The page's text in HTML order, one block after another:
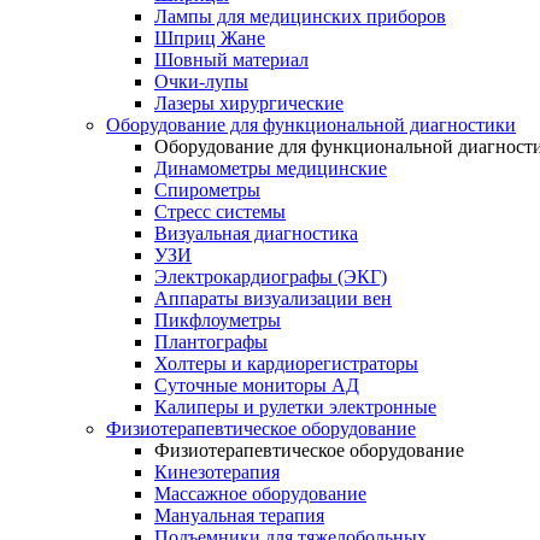
Лампы для медицинских приборов
Шприц Жане
Шовный материал
Очки-лупы
Лазеры хирургические
Оборудование для функциональной диагностики
Оборудование для функциональной
Динамометры медицинские
Спирометры
Стресс системы
Визуальная диагностика
УЗИ
Электрокардиографы (ЭКГ)
Аппараты визуализации вен
Пикфлоуметры
Плантографы
Холтеры и кардиорегистраторы
Суточные мониторы АД
Калиперы и рулетки электронные
Физиотерапевтическое оборудование
Физиотерапевтическое оборудование
Кинезотерапия
Массажное оборудование
Мануальная терапия